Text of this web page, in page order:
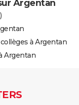
Argentan
à Argentan
Argentan